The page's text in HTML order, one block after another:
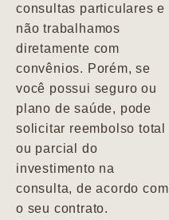
consultas particulares e
não trabalhamos
diretamente com
convênios. Porém, se
você possui seguro ou
plano de saúde, pode
solicitar reembolso total
ou parcial do
investimento na
consulta, de acordo com
o seu contrato.